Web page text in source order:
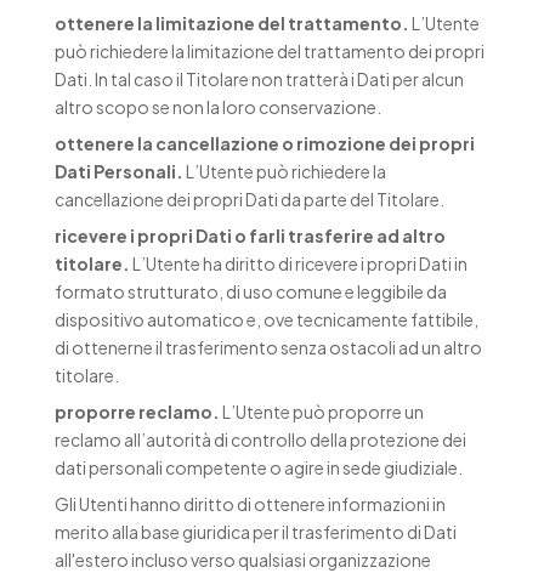
ottenere la limitazione del trattamento. L’Utente
può richiedere la limitazione del trattamento dei propri
Dati. In tal caso il Titolare non tratterà i Dati per alcun
altro scopo se non la loro conservazione.
ottenere la cancellazione o rimozione dei propri
Dati Personali. L’Utente può richiedere la
cancellazione dei propri Dati da parte del Titolare.
ricevere i propri Dati o farli trasferire ad altro
titolare. L’Utente ha diritto di ricevere i propri Dati in
formato strutturato, di uso comune e leggibile da
dispositivo automatico e, ove tecnicamente fattibile,
di ottenerne il trasferimento senza ostacoli ad un altro
titolare.
proporre reclamo. L’Utente può proporre un
reclamo all’autorità di controllo della protezione dei
dati personali competente o agire in sede giudiziale.
Gli Utenti hanno diritto di ottenere informazioni in
merito alla base giuridica per il trasferimento di Dati
all'estero incluso verso qualsiasi organizzazione